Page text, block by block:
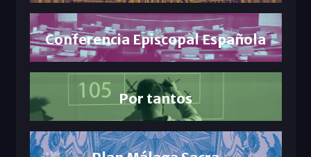
Conferencia Episcopal Española
Por tantos